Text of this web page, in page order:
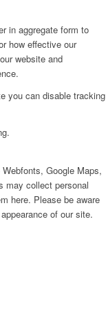
in aggregate form to
how effective our
website and
you can disable tracking
Google Maps,
may collect personal
here. Please be aware
of our site.